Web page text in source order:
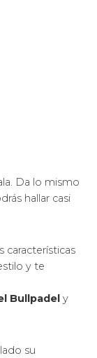
Da lo mismo
hallar casi
características
y te
Bullpadel y
su